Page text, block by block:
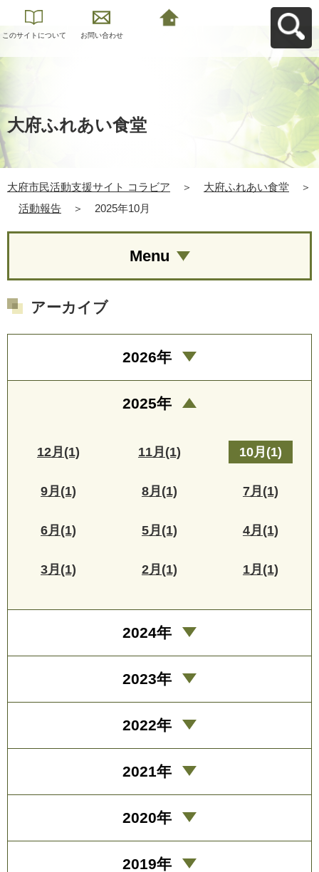
このサイトについて お問い合わせ
大府ふれあい食堂
大府市民活動支援サイト コラビア ＞ 大府ふれあい食堂
＞
活動報告
＞ 2025年10月
Menu
アーカイブ
2026年
2025年
12月(1) 11月(1) 10月(1)
9月(1) 8月(1) 7月(1)
6月(1) 5月(1) 4月(1)
3月(1) 2月(1) 1月(1)
2024年
2023年
2022年
2021年
2020年
2019年